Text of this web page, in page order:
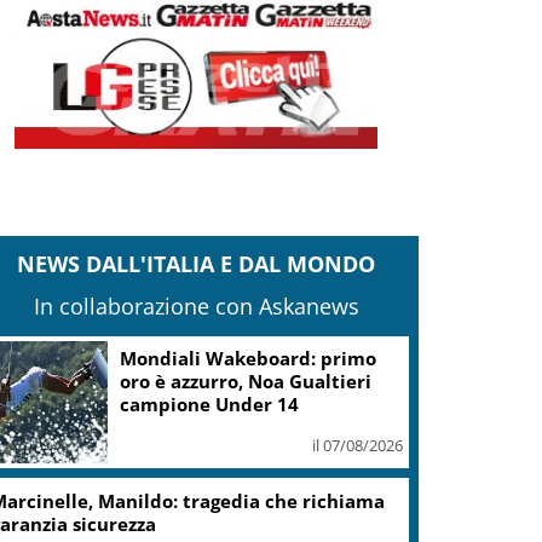
NEWS DALL'ITALIA E DAL MONDO
In collaborazione con Askanews
Mondiali Wakeboard: primo
oro è azzurro, Noa Gualtieri
campione Under 14
il 07/08/2026
Manildo: tragedia che richiama
sicurezza